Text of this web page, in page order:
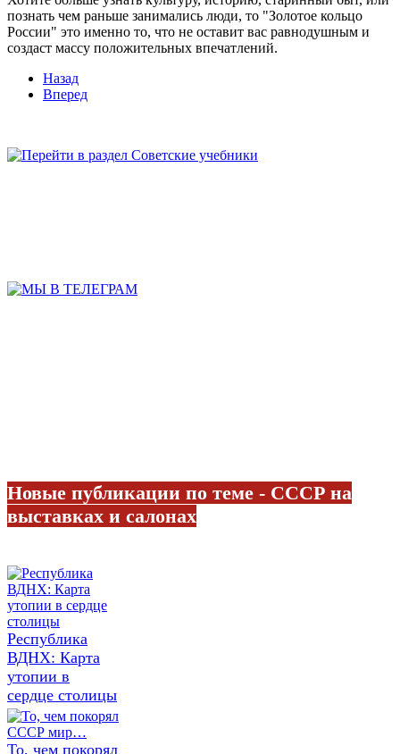
познать чем раньше занимались люди, то "Золотое кольцо
России" это именно то, что не оставит вас равнодушным и
создаст массу положительных впечатлений.
Назад
Вперед
Новые публикации по теме - СССР на
выставках и салонах
Республика
ВДНХ: Карта
утопии в
сердце столицы
То, чем покорял